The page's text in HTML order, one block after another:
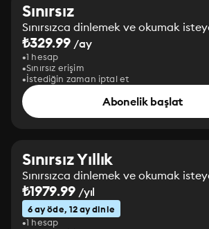
Sınırsız
Sınırsızca dinlemek ve okumak
₺329.99 /ay
1 hesap
Sınırsız erişim
İstediğin zaman iptal et
Abonelik başlat
Sınırsız Yıllık
Sınırsızca dinlemek ve okumak
₺1979.99/yıl
6 ay öde, 12 ay dinle
1 hesap